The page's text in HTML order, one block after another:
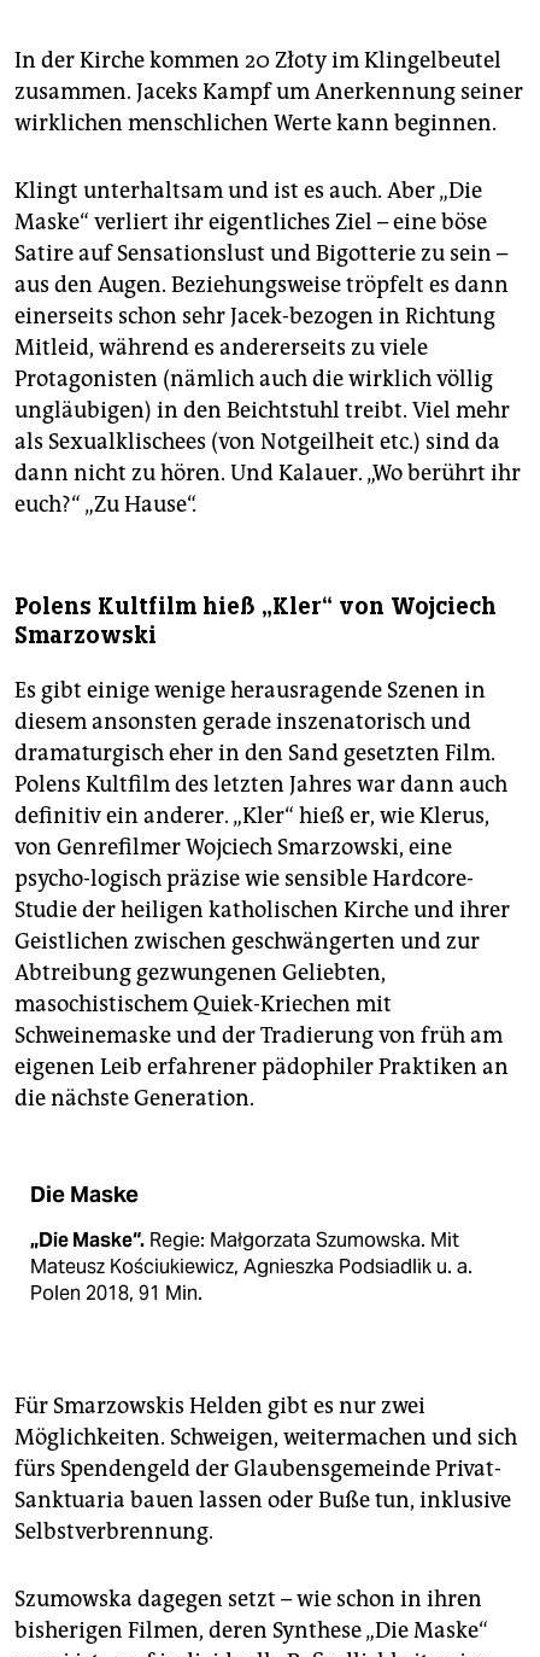
In der Kirche kommen 20 Złoty im Klingelbeutel
zusammen. Jaceks Kampf um Anerkennung seiner
wirklichen menschlichen Werte kann beginnen.
Klingt unterhaltsam und ist es auch. Aber „Die
Maske“ verliert ihr eigentliches Ziel – eine böse
Satire auf Sensationslust und Bigotterie zu sein –
aus den Augen. Beziehungsweise tröpfelt es dann
einerseits schon sehr Jacek-bezogen in Richtung
Mitleid, während es andererseits zu viele
Protagonisten (nämlich auch die wirklich völlig
ungläubigen) in den Beichtstuhl treibt. Viel mehr
als Sexualklischees (von Notgeilheit etc.) sind da
dann nicht zu hören. Und Kalauer. „Wo berührt ihr
euch?“ „Zu Hause“.
Polens Kultfilm hieß „Kler“ von Wojciech
Smarzowski
Es gibt einige wenige herausragende Szenen in
diesem ansonsten gerade inszenatorisch und
dramaturgisch eher in den Sand gesetzten Film.
Polens Kultfilm des letzten Jahres war dann auch
definitiv ein anderer. „Kler“ hieß er, wie Klerus,
von Genrefilmer Wojciech Smarzowski, eine
psycho-logisch präzise wie sensible Hardcore-
Studie der heiligen katholischen Kirche und ihrer
Geistlichen zwischen geschwängerten und zur
Abtreibung gezwungenen Geliebten,
masochistischem Quiek-Kriechen mit
Schweinemaske und der Tradierung von früh am
eigenen Leib erfahrener pädophiler Praktiken an
die nächste Generation.
Die Maske
„Die Maske“. Regie: Małgorzata Szumowska. Mit
Mateusz Kościukiewicz, Agnieszka Podsiadlik u. a.
Polen 2018, 91 Min.
Für Smarzowskis Helden gibt es nur zwei
Möglichkeiten. Schweigen, weitermachen und sich
fürs Spendengeld der Glaubensgemeinde Privat-
Sanktuaria bauen lassen oder Buße tun, inklusive
Selbstverbrennung.
Szumowska dagegen setzt – wie schon in ihren
bisherigen Filmen, deren Synthese „Die Maske“